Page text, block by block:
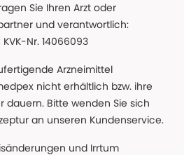
Sie Ihren Arzt oder
und verantwortlich:
Nr. 14066093
Arzneimittel
nicht erhältlich bzw. ihre
dauern. Bitte wenden Sie sich
an unseren Kundenservice.
und Irrtum